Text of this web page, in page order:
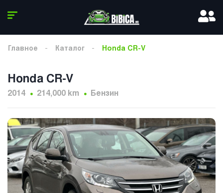
Главное Каталог Honda CR-V
Honda CR-V
2014 214,000 km Бензин